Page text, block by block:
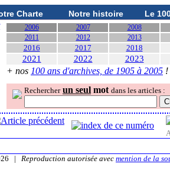
Charte Notre histoire Le
2006 2007
2008
2011
2012 2013
2016 2017 2018
2021 2022 2023
+ nos 100 ans d'archives, de 1905 à 2005 !
Rechercher un seul mot dans les articles :
| Reproduction autorisée avec mention de la